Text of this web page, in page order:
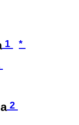
1 *
2